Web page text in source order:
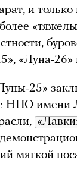
и
«Луна-26»
25»
НПО имени
мягкой